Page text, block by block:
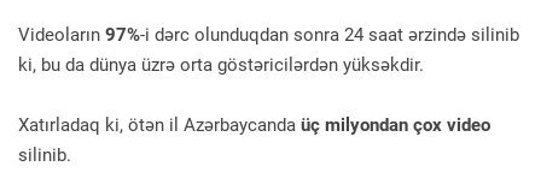
Videoların 97%-i dərc olunduqdan sonra 24 saat ərzində silinib
ki, bu da dünya üzrə orta göstəricilərdən yüksəkdir.
Xatırladaq ki, ötən il Azərbaycanda üç milyondan çox video
silinib.